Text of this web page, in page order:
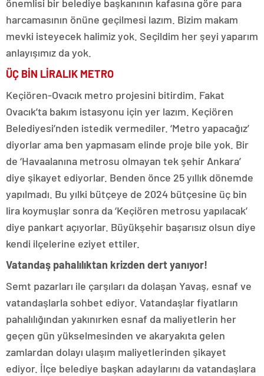
önemlisi bir belediye başkanının kafasına göre para
harcamasının önüne geçilmesi lazım. Bizim makam
mevki isteyecek halimiz yok. Seçildim her şeyi yaparım
anlayışımız da yok.
ÜÇ BİN LİRALIK METRO
Keçiören-Ovacık metro projesini bitirdim. Fakat
Ovacık’ta bakım istasyonu için yer lazım. Keçiören
Belediyesi’nden istedik vermediler. ‘Metro yapacağız’
diyorlar ama ben yapmasam elinde proje bile yok. Bir
de ‘Havaalanına metrosu olmayan tek şehir Ankara’
diye şikayet ediyorlar. Benden önce 25 yıllık dönemde
yapılmadı. Bu yılki bütçeye de 2024 bütçesine üç bin
lira koymuşlar sonra da ‘Keçiören metrosu yapılacak’
diye pankart açıyorlar. Büyükşehir başarısız olsun diye
kendi ilçelerine eziyet ettiler.
Vatandaş pahalılıktan krizden dert yanıyor!
Semt pazarları ile çarşıları da dolaşan Yavaş, esnaf ve
vatandaşlarla sohbet ediyor. Vatandaşlar fiyatların
pahalılığından yakınırken esnaf da maliyetlerin her
geçen gün yükselmesinden ve akaryakıta gelen
zamlardan dolayı ulaşım maliyetlerinden şikayet
ediyor. İlçe belediye başkan adaylarını da vatandaşlara